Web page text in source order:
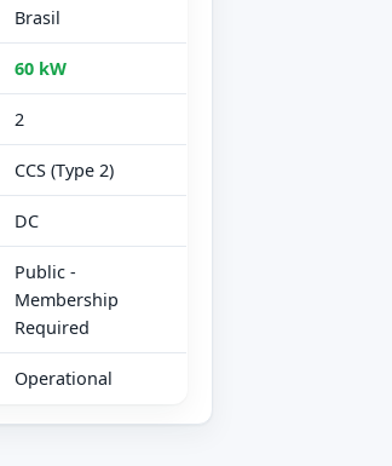
Brasil
60 kW
2
CCS (Type 2)
DC
Public -
Membership
Required
Operational